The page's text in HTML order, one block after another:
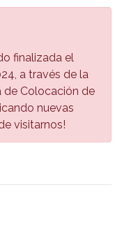
finalizada el
a través de la
de Colocación de
nuevas
visitarnos!